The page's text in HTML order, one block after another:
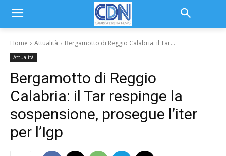
Home Attualità Bergamotto di Reggio Calabria: il Tar...
Attualità
Bergamotto di Reggio
Calabria: il Tar respinge la
sospensione, prosegue l’iter
per l’Igp